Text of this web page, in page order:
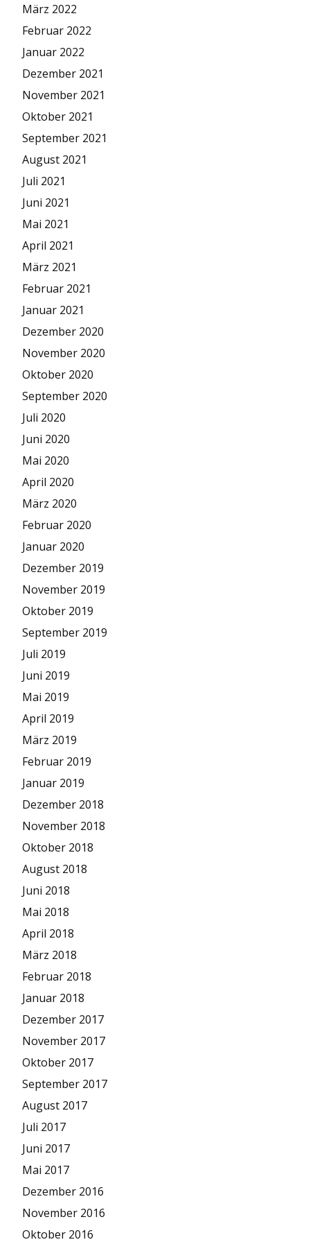
März 2022
Februar 2022
Januar 2022
Dezember 2021
November 2021
Oktober 2021
September 2021
August 2021
Juli 2021
Juni 2021
Mai 2021
April 2021
März 2021
Februar 2021
Januar 2021
Dezember 2020
November 2020
Oktober 2020
September 2020
Juli 2020
Juni 2020
Mai 2020
April 2020
März 2020
Februar 2020
Januar 2020
Dezember 2019
November 2019
Oktober 2019
September 2019
Juli 2019
Juni 2019
Mai 2019
April 2019
März 2019
Februar 2019
Januar 2019
Dezember 2018
November 2018
Oktober 2018
August 2018
Juni 2018
Mai 2018
April 2018
März 2018
Februar 2018
Januar 2018
Dezember 2017
November 2017
Oktober 2017
September 2017
August 2017
Juli 2017
Juni 2017
Mai 2017
Dezember 2016
November 2016
Oktober 2016